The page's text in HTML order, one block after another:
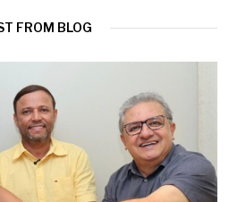
FROM BLOG